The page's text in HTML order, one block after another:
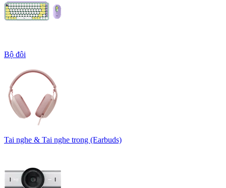
Bộ đôi
Tai nghe & Tai nghe trong (Earbuds)